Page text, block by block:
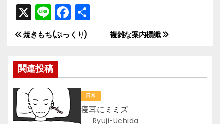
X Li
n
e
F
a
c
b
o
o
共
投
稿
ナ
ビ
複雑な案内標識
焼きもち(ぷっくり)
関連投稿
日常
寝耳にミミズ
Ryuji-Uchida